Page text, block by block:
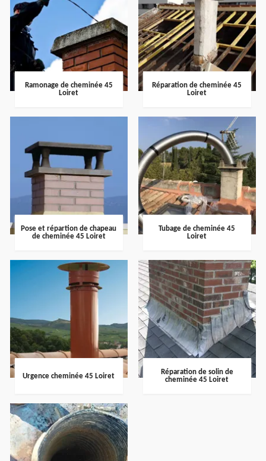
Ramonage de cheminée 45
Loiret
Réparation de cheminée 45
Loiret
Pose et répartion de chapeau
de cheminée 45 Loiret
Tubage de cheminée 45
Loiret
Urgence cheminée 45 Loiret
Réparation de solin de
cheminée 45 Loiret